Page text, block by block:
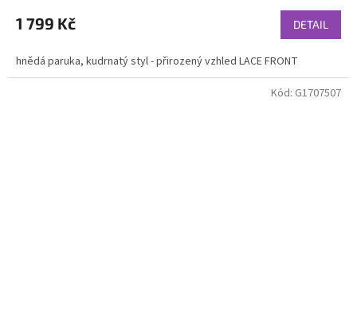
1 799 Kč DETAIL
hnědá paruka, kudrnatý styl - přirozený vzhled LACE FRONT
Kód: G1707507